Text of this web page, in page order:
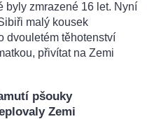
byly zmrazené 16 let. Nyní
malý kousek
dvouletém těhotenství
přivítat na Zemi
pšouky
Zemi